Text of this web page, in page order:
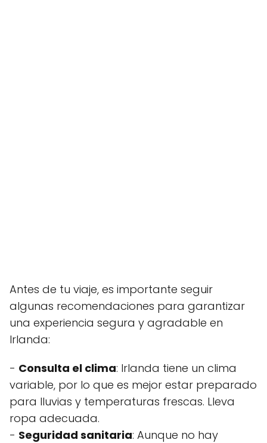
Antes de tu viaje, es importante seguir
algunas recomendaciones para garantizar
una experiencia segura y agradable en
Irlanda:
- Consulta el clima: Irlanda tiene un clima
variable, por lo que es mejor estar preparado
para lluvias y temperaturas frescas. Lleva
ropa adecuada.
- Seguridad sanitaria: Aunque no hay